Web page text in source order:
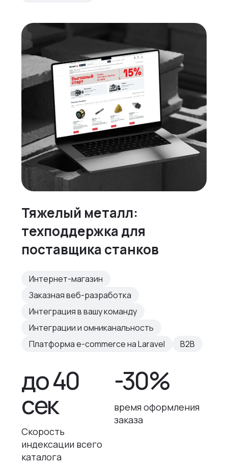
Тяжелый металл:
техподдержка для
поставщика станков
Интернет-магазин
Заказная веб-разработка
Интеграция в вашу команду
Интеграции и омниканальность
Платформа e-commerce на Laravel
B2B
до 40
сек
Скорость
индексации всего
каталога
-30%
время оформления
заказа